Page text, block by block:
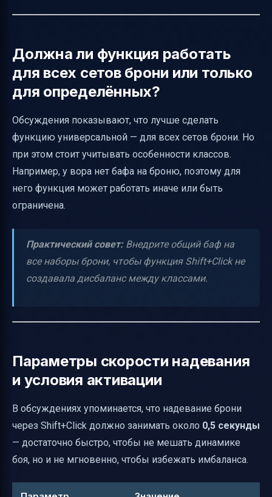
Должна ли функция работать
для всех сетов брони или только
для определённых?
Обсуждения показывают, что лучше сделать
функцию универсальной — для всех сетов брони. Но
при этом стоит учитывать особенности классов.
Например, у вора нет бафа на броню, поэтому для
него функция может работать иначе или быть
ограничена.
Практический совет:Внедрите общий баф на
все наборы брони, чтобы функция Shift+Click не
создавала дисбаланс между классами.
Параметры скорости надевания
и условия активации
В обсуждениях упоминается, что надевание брони
через Shift+Click должно занимать около 0,5 секунды
— достаточно быстро, чтобы не мешать динамике
боя, но и не мгновенно, чтобы избежать имбаланса.